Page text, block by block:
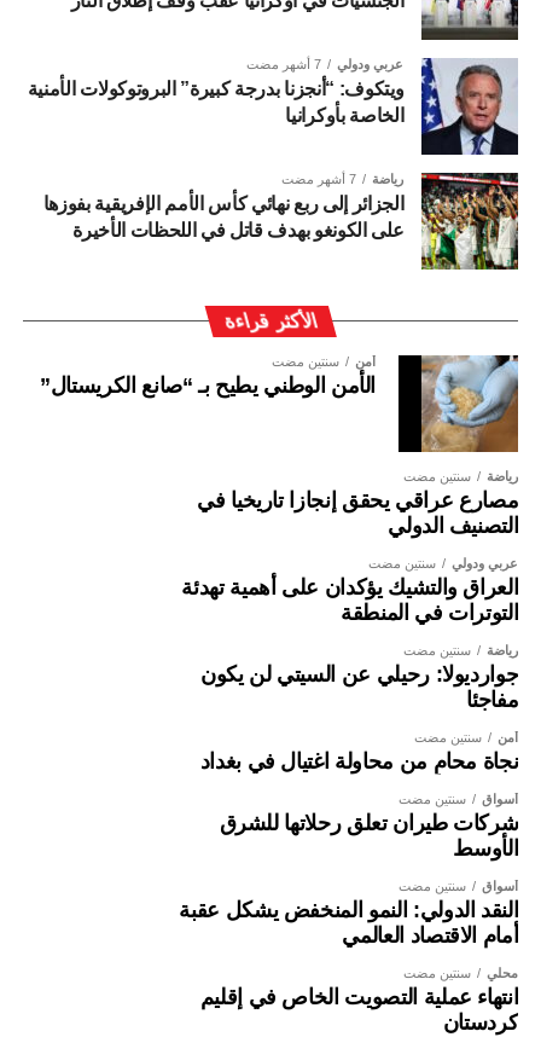
عربي ودولي 7 أشهر مضت
ويتكوف: “أنجزنا بدرجة كبيرة” البروتوكولات الأمنية
الخاصة بأوكرانيا
رياضة 7 أشهر مضت
الجزائر إلى ربع نهائي كأس الأمم الإفريقية بفوزها
على الكونغو بهدف قاتل في اللحظات الأخيرة
الأكثر قراءة
أمن سنتين مضت
الأمن الوطني يطيح بـ “صانع الكريستال”
رياضة سنتين مضت
مصارع عراقي يحقق إنجازا تاريخيا في
التصنيف الدولي
عربي ودولي سنتين مضت
العراق والتشيك يؤكدان على أهمية تهدئة
التوترات في المنطقة
رياضة سنتين مضت
جوارديولا: رحيلي عن السيتي لن يكون
مفاجئا
أمن سنتين مضت
نجاة محامٍ من محاولة اغتيال في بغداد
أسواق سنتين مضت
شركات طيران تعلق رحلاتها للشرق
الأوسط
أسواق سنتين مضت
النقد الدولي: النمو المنخفض يشكل عقبة
أمام الاقتصاد العالمي
محلي سنتين مضت
انتهاء عملية التصويت الخاص في إقليم
كردستان